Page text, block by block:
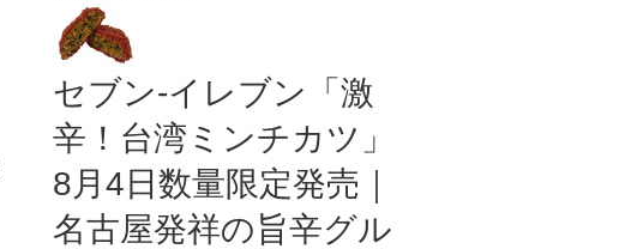
セブン-イレブン「激
辛！台湾ミンチカツ」
8月4日数量限定発売｜
名古屋発祥の旨辛グル